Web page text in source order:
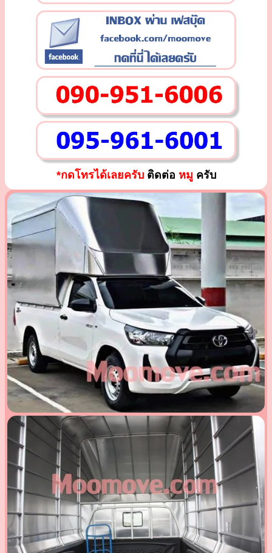
*กดโทรได้เลยครับติดต่อ หมู ครับ